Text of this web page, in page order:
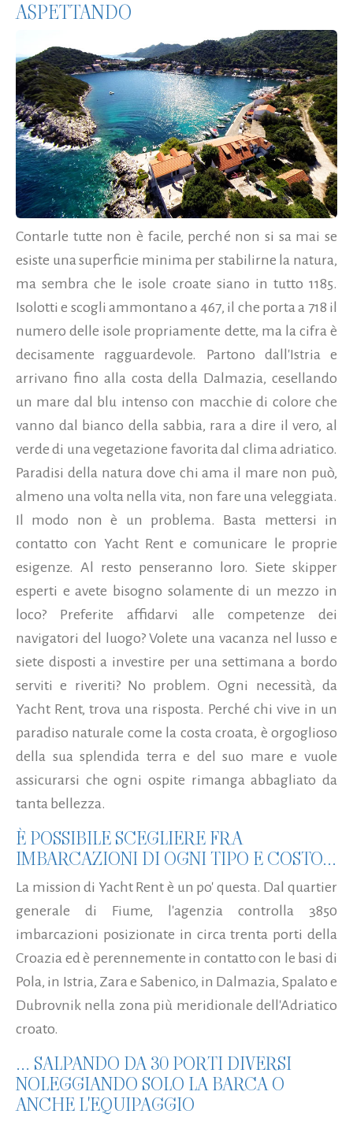
ASPETTANDO
Contarle tutte non è facile, perché non si sa mai se
esiste una superficie minima per stabilirne la natura,
ma sembra che le isole croate siano in tutto 1185.
Isolotti e scogli ammontano a 467, il che porta a 718 il
numero delle isole propriamente dette, ma la cifra è
decisamente ragguardevole. Partono dall'Istria e
arrivano fino alla costa della Dalmazia, cesellando
un mare dal blu intenso con macchie di colore che
vanno dal bianco della sabbia, rara a dire il vero, al
verde di una vegetazione favorita dal clima adriatico.
Paradisi della natura dove chi ama il mare non può,
almeno una volta nella vita, non fare una veleggiata.
Il modo non è un problema. Basta mettersi in
contatto con Yacht Rent e comunicare le proprie
esigenze. Al resto penseranno loro. Siete skipper
esperti e avete bisogno solamente di un mezzo in
loco? Preferite affidarvi alle competenze dei
navigatori del luogo? Volete una vacanza nel lusso e
siete disposti a investire per una settimana a bordo
serviti e riveriti? No problem. Ogni necessità, da
Yacht Rent, trova una risposta. Perché chi vive in un
paradiso naturale come la costa croata, è orgoglioso
della sua splendida terra e del suo mare e vuole
assicurarsi che ogni ospite rimanga abbagliato da
tanta bellezza.
È POSSIBILE SCEGLIERE FRA
IMBARCAZIONI DI OGNI TIPO E COSTO...
La mission di Yacht Rent è un po' questa. Dal quartier
generale di Fiume, l'agenzia controlla 3850
imbarcazioni posizionate in circa trenta porti della
Croazia ed è perennemente in contatto con le basi di
Pola, in Istria, Zara e Sabenico, in Dalmazia, Spalato e
Dubrovnik nella zona più meridionale dell'Adriatico
croato.
... SALPANDO DA 30 PORTI DIVERSI
NOLEGGIANDO SOLO LA BARCA O
ANCHE L'EQUIPAGGIO